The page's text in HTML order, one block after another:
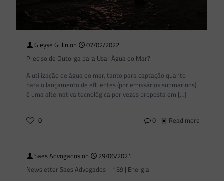
Gleyse Gulin on
07/02/2022
Preciso de Outorga para Usar Água do Mar?
A utilização de água do mar, tanto para captação quanto
para o lançamento de efluentes (por emissários submarinos)
é uma alternativa tecnológica por vezes proposta em […]
0 0 Read more
Saes Advogadoson
29/06/2021
Newsletter Saes Advogados – 159 | Energia